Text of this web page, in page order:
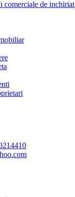
comerciale de inchiriat